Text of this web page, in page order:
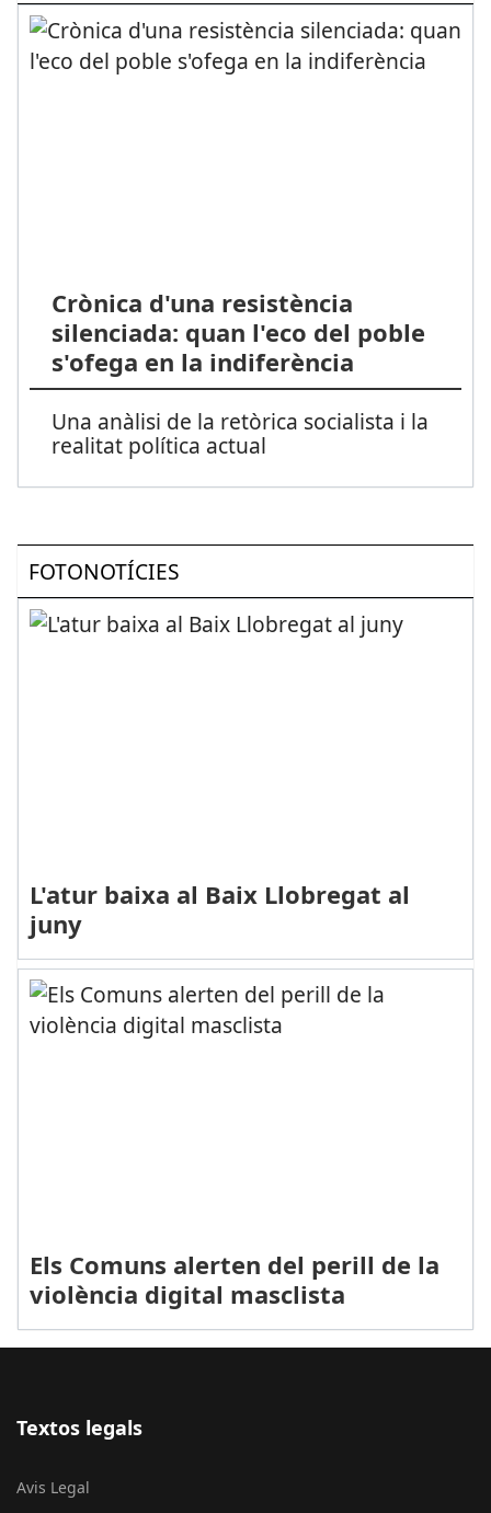
Crònica d'una resistència
silenciada: quan l'eco del poble
s'ofega en la indiferència
Una anàlisi de la retòrica socialista i la
realitat política actual
FOTONOTÍCIES
L'atur baixa al Baix Llobregat al
juny
Els Comuns alerten del perill de la
violència digital masclista
Textos legals
Avis Legal